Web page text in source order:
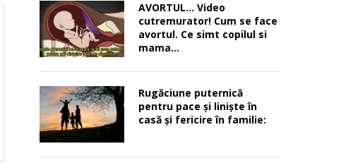
AVORTUL… Video
cutremurator! Cum se face
avortul. Ce simt copilul si
mama…
Rugăciune puternică
pentru pace şi linişte în
casă şi fericire în familie: